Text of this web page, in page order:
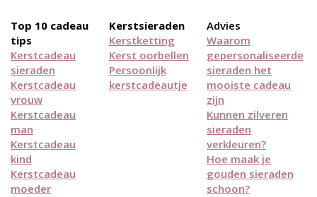
Top 10 cadeau
tips
Kerstcadeau
sieraden
Kerstcadeau
vrouw
Kerstcadeau
man
Kerstcadeau
kind
Kerstcadeau
moeder
Kerstsieraden
Kerstketting
Kerst oorbellen
Persoonlijk
kerstcadeautje
Advies
Waarom
gepersonaliseerde
sieraden het
mooiste cadeau
zijn
Kunnen zilveren
sieraden
verkleuren?
Hoe maak je
gouden sieraden
schoon?